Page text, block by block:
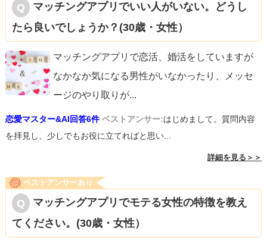
マッチングアプリでいい人がいない。どうし
たら良いでしょうか？(30歳・女性）
マッチングアプリで恋活、婚活をしていますが
なかなか気になる男性がいなかったり、メッセ
ージのやり取りが...
恋愛マスター&AI回答6件 ベストアンサー:はじめまして。質問内容
を拝見し、少しでもお役に立てればと思い...
詳細を見る＞＞
ベストアンサーあり
マッチングアプリでモテる女性の特徴を教え
てください。(30歳・女性）